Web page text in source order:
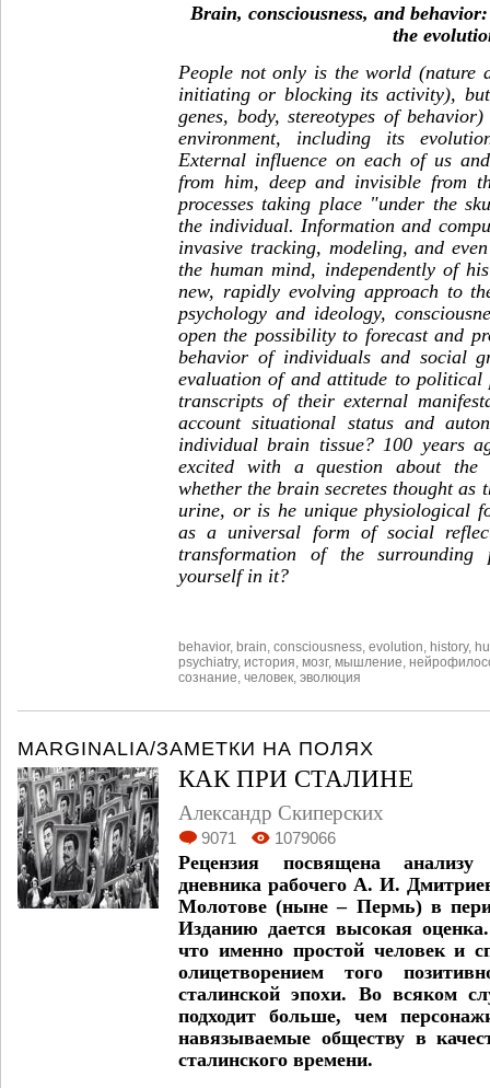
Brain, consciousness, and
the
People not only is the world (nature
initiating or blocking its activity),
genes, body, stereotypes of
environment, including its
External influence on each of us
from him, deep and invisible from
processes taking place "under the
the individual. Information and
invasive tracking, modeling, and
the human mind, independently of
new, rapidly evolving approach to
psychology and ideology,
open the possibility to forecast and
behavior of individuals and social
evaluation of and attitude to political
transcripts of their external
account situational status and
individual brain tissue? 100 years
excited with a question about the
whether the brain secretes thought as
urine, or is he unique physiological
as a universal form of social
transformation of the
yourself in it?
behavior, brain consciousness evolution history,
psychiatry, история мозг, мышление
сознание человек эволюция
MARGINALIA/ЗАМЕТКИ НА ПОЛЯХ
КАК ПРИ СТАЛИНЕ
Александр Скиперских
9071 1079066
Рецензия посвящена анализу
дневника рабочего А. И.
Молотове (ныне – Пермь) в
Изданию дается высокая
что именно простой человек и
олицетворением того
сталинской эпохи. Во всяком
подходит больше, чем
навязываемые обществу в
сталинского времени.